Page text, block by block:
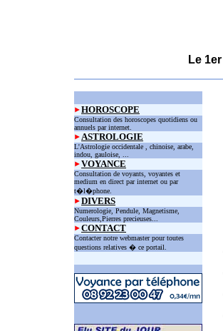
Le
HOROSCOPE
Consultation des horoscopes quotidiens ou
annuels par internet.
ASTROLOGIE
L'Astrologie occidentale , chinoise, arabe,
indou, gauloise, ...
VOYANCE
Consultation de voyants, voyantes et
medium en direct par internet ou par
t�l�phone.
DIVERS
Numerologie, Pendule, Magnetisme,
Couleurs,Pierres precieuses...
CONTACT
Contacter notre webmaster pour toutes
questions relatives � ce portail.